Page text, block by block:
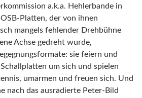
a.k.a. Hehlerbande in
Platten, der von ihnen
mangels fehlender Drehbühne
Achse gedreht wurde,
sie feiern und
um sich und spielen
umarmen und freuen sich. Und
nach das ausradierte Peter-Bild